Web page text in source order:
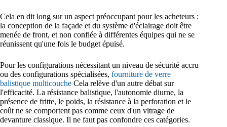
Cela en dit long sur un aspect préoccupant pour les acheteurs :
la conception de la façade et du système d'éclairage doit être
menée de front, et non confiée à différentes équipes qui ne se
réunissent qu'une fois le budget épuisé.
Pour les configurations nécessitant un niveau de sécurité accru
ou des configurations spécialisées, fourniture de verre
balistique multicouche Cela relève d'un autre débat sur
l'efficacité. La résistance balistique, l'autonomie diurne, la
présence de fritte, le poids, la résistance à la perforation et le
coût ne se comportent pas comme ceux d'un vitrage de
devanture classique. Il ne faut pas confondre ces catégories.